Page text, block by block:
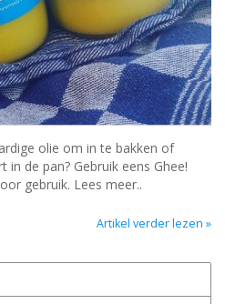
olie om in te bakken of
de pan? Gebruik eens Ghee!
gebruik. Lees meer..
Artikel verder lezen »